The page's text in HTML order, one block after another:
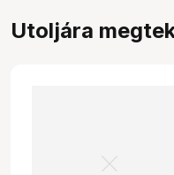
Utoljára